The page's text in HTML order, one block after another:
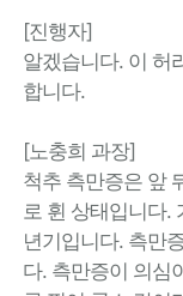
[진행자]
알겠습니다. 이 허
합니다.
[노충희 과장]
척추 측만증은 앞
로 휜 상태입니다.
년기입니다. 측만
다. 측만증이 의심